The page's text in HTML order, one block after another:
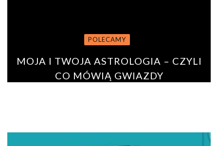
POLECAMY
MOJA I TWOJA ASTROLOGIA – CZYLI
CO MÓWIĄ GWIAZDY